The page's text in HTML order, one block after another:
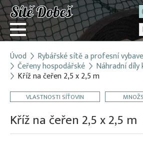
Přihlásit
Registrace
E-shop
O firmě
Kontakt
Úvod Rybářské sítě a profesní
Čeřeny hospodářské Náhradní díly
Kříž na čeřen 2,5 x 2,5 m
VLASTNOSTI SÍŤOVIN
Kříž na čeřen 2,5 x 2,5 m